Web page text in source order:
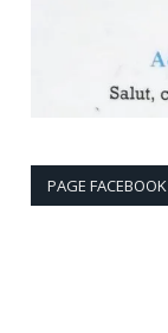
PAGE FACEBOOK